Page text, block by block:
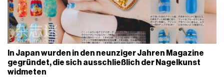
In Japan wurden in den neunziger Jahren Magazine
gegründet, die sich ausschließlich der Nagelkunst
widmeten